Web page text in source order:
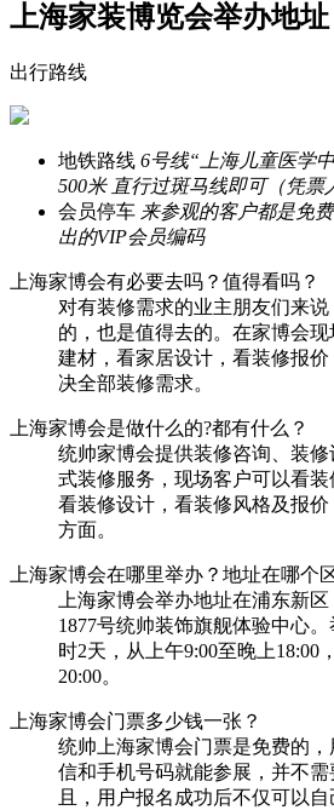
上海家装博览会举办地址
出行路线
地铁路线 6号线“上海儿童医学
500米 直行过斑马线即可（凭票
会员停车 来参观的客户都是免
出的VIP会员编码
上海家博会有必要去吗？值得看吗？
对有装修需求的业主朋友们来
的，也是值得去的。在家博会
建材，看家居设计，看装修报
决全部装修需求。
上海家博会是做什么的?都有什么？
统帅家博会提供装修咨询、装
式装修服务，现场客户可以看装
看装修设计，看装修风格及报
方面。
上海家博会在哪里举办？地址在哪个
上海家博会举办地址在浦东新
1877号统帅装饰旗舰体验中心
时2天，从上午9:00至晚上18:00
20:00。
上海家博会门票多少钱一张？
统帅上海家博会门票是免费的
信和手机号码就能参展，并不
且，用户报名成功后不仅可以